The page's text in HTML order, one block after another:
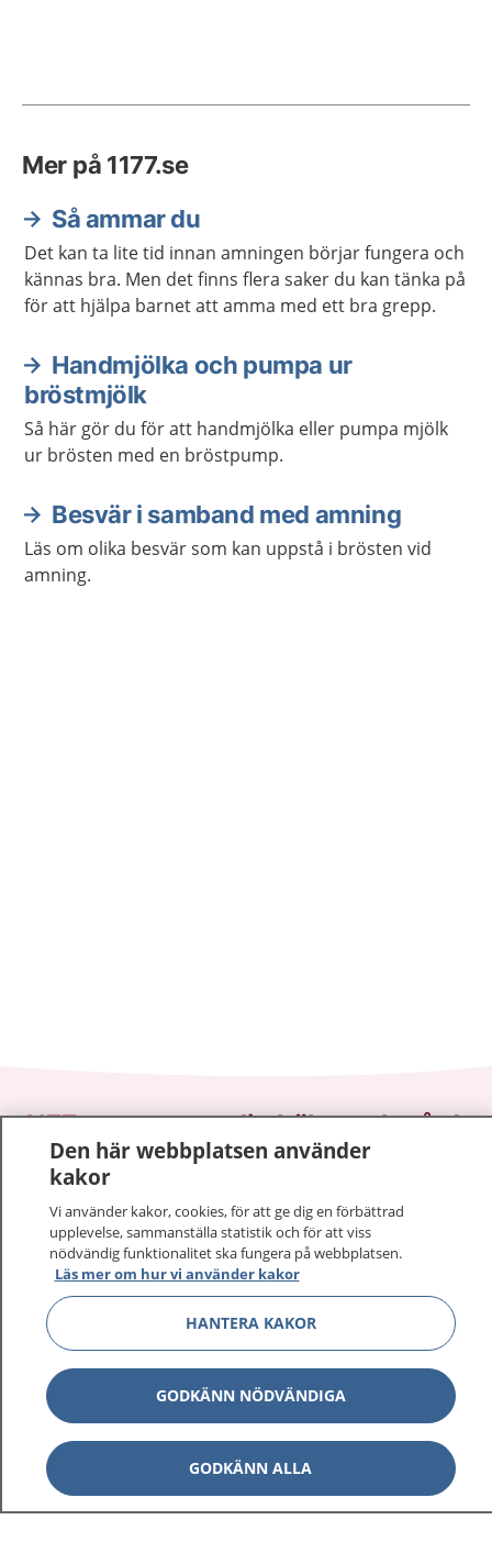
Mer på 1177.se
Så ammar du
Det kan ta lite tid innan amningen börjar fungera och
kännas bra. Men det finns flera saker du kan tänka på
för att hjälpa barnet att amma med ett bra grepp.
Handmjölka och pumpa ur
bröstmjölk
Så här gör du för att handmjölka eller pumpa mjölk
ur brösten med en bröstpump.
Besvär i samband med amning
Läs om olika besvär som kan uppstå i brösten vid
amning.
1177–tryggt om din hälsa och vård
På 1177.se får du råd om hälsa och information om
sjukdomar och vilka mottagningar du kan kontakta.
Logga in för att läsa din journal och göra dina
vårdärenden. Ring telefonnummer 1177 för
sjukvårdsrådgivning dygnet runt.
1177 ger dig råd när du vill må bättre.
1177 på flera språk Visa
Om 1177 Visa
Den här webbplatsen använder
kakor
Vi använder kakor, cookies, för att ge dig en förbättrad
upplevelse, sammanställa statistik och för att viss
nödvändig funktionalitet ska fungera på webbplatsen.
Läs mer om hur vi använder kakor
HANTERA KAKOR
GODKÄNN NÖDVÄNDIGA
GODKÄNN ALLA